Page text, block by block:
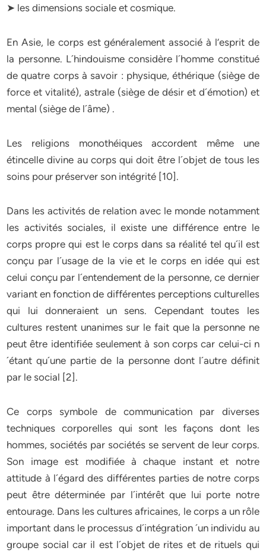
➤ les dimensions sociale et cosmique.
En Asie, le corps est généralement associé à l’esprit de
la personne. L´hindouisme considère l´homme constitué
de quatre corps à savoir : physique, éthérique (siège de
force et vitalité), astrale (siège de désir et d´émotion) et
mental (siège de l´âme) .
Les religions monothéiques accordent même une
étincelle divine au corps qui doit être l´objet de tous les
soins pour préserver son intégrité [10].
Dans les activités de relation avec le monde notamment
les activités sociales, il existe une différence entre le
corps propre qui est le corps dans sa réalité tel qu´il est
conçu par l´usage de la vie et le corps en idée qui est
celui conçu par l´entendement de la personne, ce dernier
variant en fonction de différentes perceptions culturelles
qui lui donneraient un sens. Cependant toutes les
cultures restent unanimes sur le fait que la personne ne
peut être identifiée seulement à son corps car celui-ci n
´étant qu´une partie de la personne dont l´autre définit
par le social [2].
Ce corps symbole de communication par diverses
techniques corporelles qui sont les façons dont les
hommes, sociétés par sociétés se servent de leur corps.
Son image est modifiée à chaque instant et notre
attitude à l´égard des différentes parties de notre corps
peut être déterminée par l´intérêt que lui porte notre
entourage. Dans les cultures africaines, le corps a un rôle
important dans le processus d´intégration ´un individu au
groupe social car il est l´objet de rites et de rituels qui